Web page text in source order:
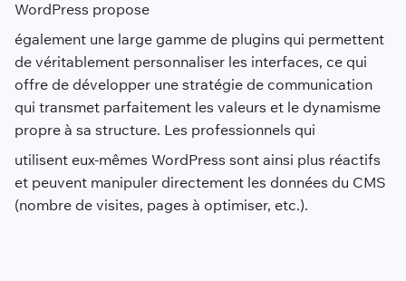
WordPress propose
également une large gamme de plugins qui permettent
de véritablement personnaliser les interfaces, ce qui
offre de développer une stratégie de communication
qui transmet parfaitement les valeurs et le dynamisme
propre à sa structure. Les professionnels qui
utilisent eux-mêmes WordPress sont ainsi plus réactifs
et peuvent manipuler directement les données du CMS
(nombre de visites, pages à optimiser, etc.).